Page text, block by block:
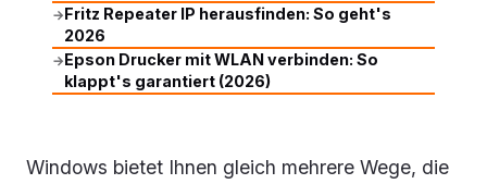
→Fritz Repeater IP herausfinden: So geht's
2026
→Epson Drucker mit WLAN verbinden: So
klappt's garantiert (2026)
Windows bietet Ihnen gleich mehrere Wege, die